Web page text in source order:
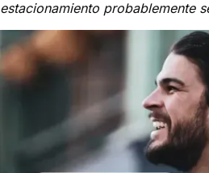
estacionamiento probablemente